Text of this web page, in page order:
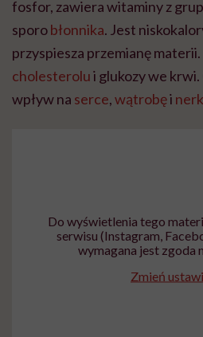
fosfor, zawiera witaminy z
sporobłonnika. Jest
przyspiesza przemianę
cholesterolui glukozy we
wpływ na serce,wątrobęi
Do wyświetlenia tego
serwisu (Instagram,
wymagana jest zgoda
Zmień